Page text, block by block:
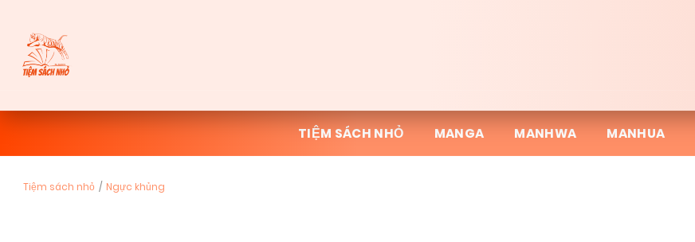
TIỆM SÁCH NHỎ MANGA MANHWA MANHUA
Tiệm sách nhỏ Ngực khủng